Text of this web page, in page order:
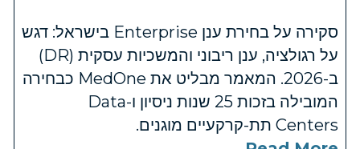
סקירה על בחירת ענן Enterprise בישראל: דגש
על רגולציה, ענן ריבוני והמשכיות עסקית (DR)
ב-2026. המאמר מבליט את MedOne כבחירה
המובילה בזכות 25 שנות ניסיון ו-Data
Centers תת-קרקעיים מוגנים.